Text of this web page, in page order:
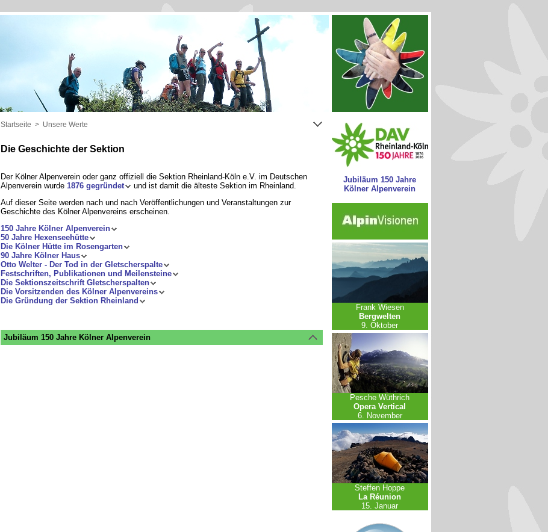
Startseite > Unsere Werte
Die Geschichte der Sektion
Der Kölner Alpenverein oder ganz offiziell die Sektion Rheinland-Köln e.V. im Deutschen
Alpenverein wurde 1876 gegründet
und ist damit die älteste Sektion im Rheinland.
Auf dieser Seite werden nach und nach Veröffentlichungen und Veranstaltungen zur
Geschichte des Kölner Alpenvereins erscheinen.
150 Jahre Kölner Alpenverein
50 Jahre Hexenseehütte
Die Kölner Hütte im Rosengarten
90 Jahre Kölner Haus
Otto Welter - Der Tod in der Gletscherspalte
Festschriften, Publikationen und Meilensteine
Die Sektionszeitschrift Gletscherspalten
Die Vorsitzenden des Kölner Alpenvereins
Die Gründung der Sektion Rheinland
Jubiläum 150 Jahre Kölner Alpenverein
Jubiläum 150 Jahre
Kölner Alpenverein
Frank Wiesen
Bergwelten
9. Oktober
Pesche Wüthrich
Opera Vertical
6. November
Steffen Hoppe
La Réunion
15. Januar